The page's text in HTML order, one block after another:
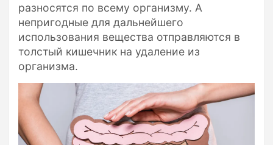
разносятся по всему организму. А
непригодные для дальнейшего
использования вещества отправляются в
толстый кишечник на удаление из
организма.